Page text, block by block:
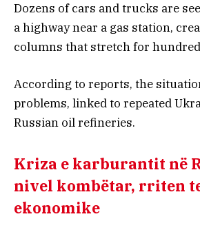
Dozens of cars and trucks are
a highway near a gas station,
columns that stretch for
According to reports, the
problems, linked to repeated
Russian oil refineries.
Kriza e karburantit në
nivel kombëtar, rriten
ekonomike